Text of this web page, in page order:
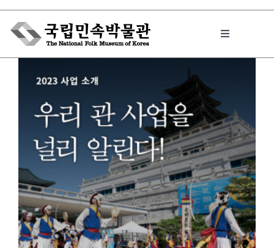
Skip
content
Toggle
박물관에서는
민속이야기
민속 인사이드
원문보기 PDF